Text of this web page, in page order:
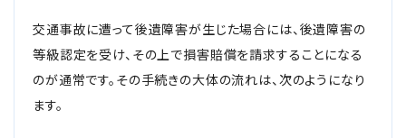
弁護士紹介
交通事故に遭って後遺障害が生じた場合には、後遺障害の
等級認定を受け、その上で損害賠償を請求することになる
のが通常です。その手続きの大体の流れは、次のようになり
ます。